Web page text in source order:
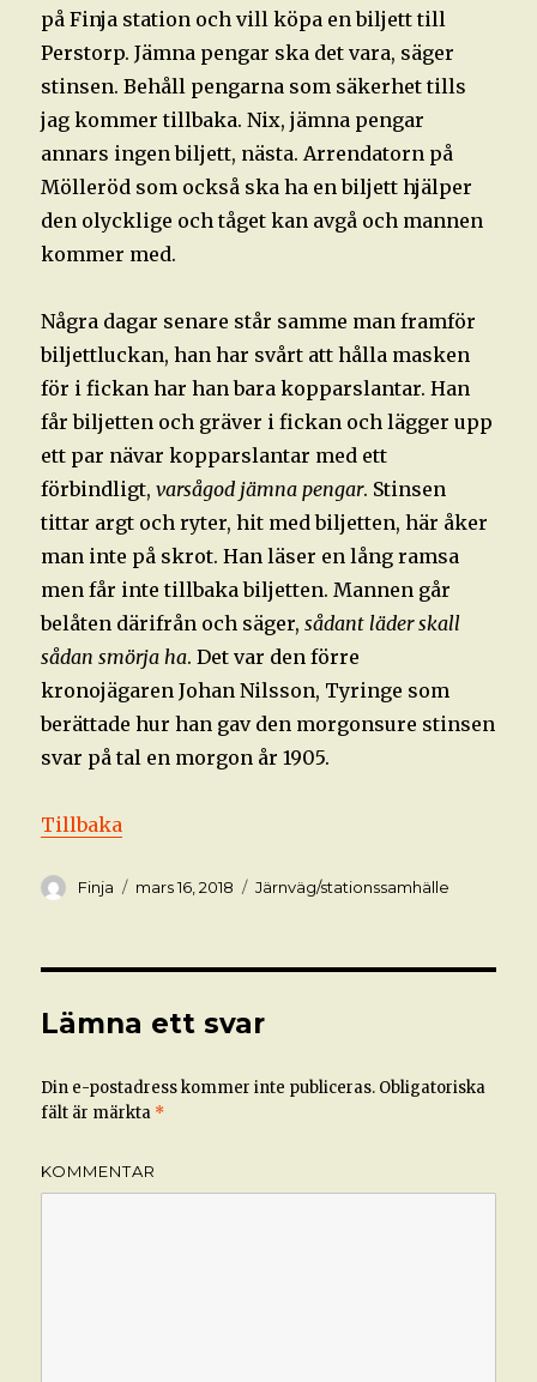
på Finja station och vill köpa en biljett till
Perstorp. Jämna pengar ska det vara, säger
stinsen. Behåll pengarna som säkerhet tills
jag kommer tillbaka. Nix, jämna pengar
annars ingen biljett, nästa. Arrendatorn på
Mölleröd som också ska ha en biljett hjälper
den olycklige och tåget kan avgå och mannen
kommer med.
Några dagar senare står samme man framför
biljettluckan, han har svårt att hålla masken
för i fickan har han bara kopparslantar. Han
får biljetten och gräver i fickan och lägger upp
ett par nävar kopparslantar med ett
förbindligt,varsågod jämna pengar. Stinsen
tittar argt och ryter, hit med biljetten, här åker
man inte på skrot. Han läser en lång ramsa
men får inte tillbaka biljetten. Mannen går
belåten därifrån och säger,sådant läder skall
sådan smörja ha. Det var den förre
kronojägaren Johan Nilsson, Tyringe som
berättade hur han gav den morgonsure stinsen
svar på tal en morgon år 1905.
Tillbaka
Författare
Finja Postat
mars 16, 2018 Kategorier
Järnväg/stationssamhälle
Lämna ett svar
Din e-postadress kommer inte publiceras. Obligatoriska
fält är märkta *
KOMMENTAR